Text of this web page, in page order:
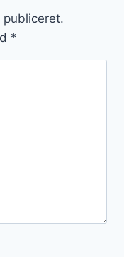
publiceret.
*